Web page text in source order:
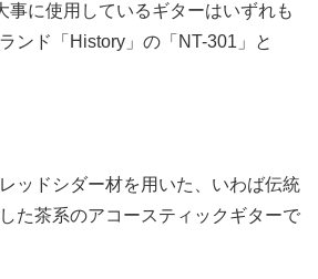
事に使用しているギターはいずれも
ンド「History」の「NT-301」と
ッドシダー材を用いた、いわば伝統
た茶系のアコースティックギターで